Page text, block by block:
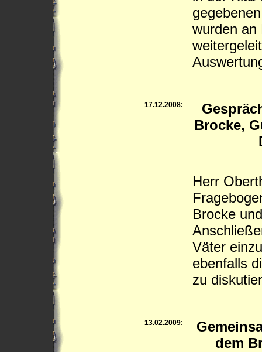
wurden an
17.12.2008:
Brocke,
Herr
Brocke
Väter
ebenfalls
zu
13.02.2009:
dem